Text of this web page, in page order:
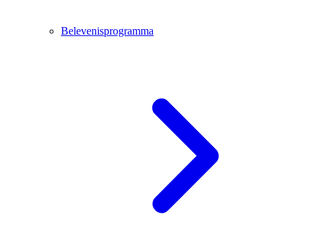
Belevenisprogramma